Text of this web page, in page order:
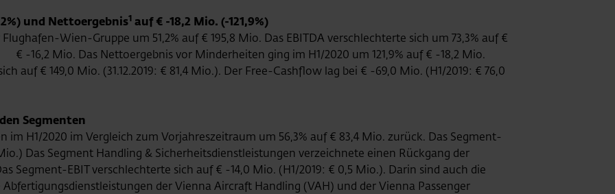
und Nettoergebnis1 auf € -18,2 Mio. (-121,9%)
Wien-Gruppe um 51,2% auf € 195,8 Mio. Das EBITDA verschlechterte sich um 73,3% auf €
-16,2 Mio. Das Nettoergebnis vor Minderheiten ging im H1/2020 um 121,9% auf € -18,2 Mio.
auf € 149,0 Mio. (31.12.2019: € 81,4 Mio.). Der Free-Cashflow lag bei € -69,0 Mio. (H1/2019: € 76,0
Segmenten
im H1/2020 im Vergleich zum Vorjahreszeitraum um 56,3% auf € 83,4 Mio. zurück. Das Segment-
Das Segment Handling & Sicherheitsdienstleistungen verzeichnete einen Rückgang der
Segment-EBIT verschlechterte sich auf € -14,0 Mio. (H1/2019: € 0,5 Mio.). Darin sind auch die
der Vienna Aircraft Handling (VAH) und der Vienna Passenger